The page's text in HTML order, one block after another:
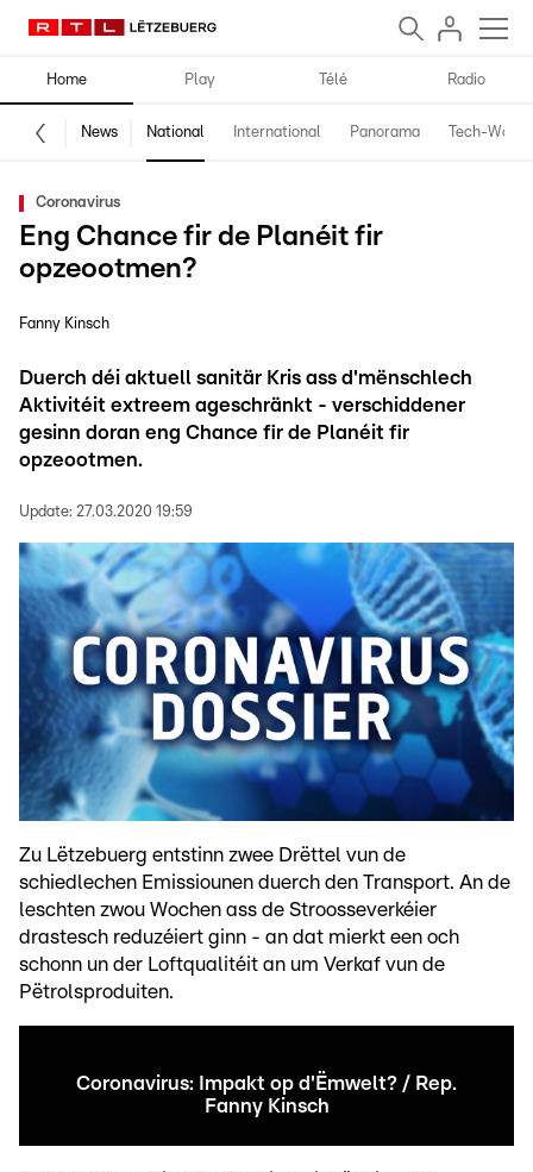
Home Play Télé Radio
News National International Panorama Tech-World
Coronavirus
Eng Chance fir de Planéit fir
opzeootmen?
Fanny Kinsch
Duerch déi aktuell sanitär Kris ass d'mënschlech
Aktivitéit extreem ageschränkt - verschiddener
gesinn doran eng Chance fir de Planéit fir
opzeootmen.
Update: 27.03.2020 19:59
Zu Lëtzebuerg entstinn zwee Drëttel vun de
schiedlechen Emissiounen duerch den Transport. An de
leschten zwou Wochen ass de Stroosseverkéier
drastesch reduzéiert ginn - an dat mierkt een och
schonn un der Loftqualitéit an um Verkaf vun de
Pëtrolsproduiten.
Coronavirus: Impakt op d'Ëmwelt? / Rep.
Fanny Kinsch